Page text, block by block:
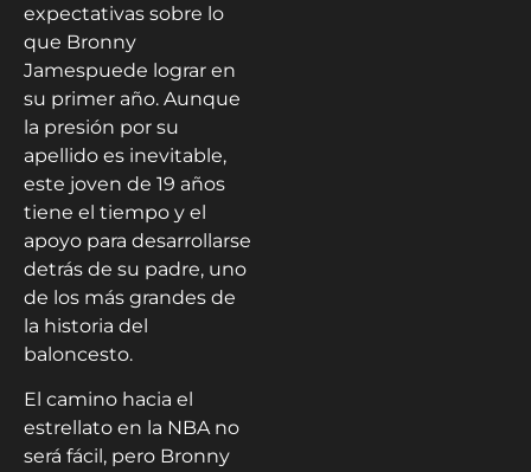
expectativas sobre lo
que Bronny
Jamespuede lograr en
su primer año. Aunque
la presión por su
apellido es inevitable,
este joven de 19 años
tiene el tiempo y el
apoyo para desarrollarse
detrás de su padre, uno
de los más grandes de
la historia del
baloncesto.
El camino hacia el
estrellato en la NBA no
será fácil, pero Bronny